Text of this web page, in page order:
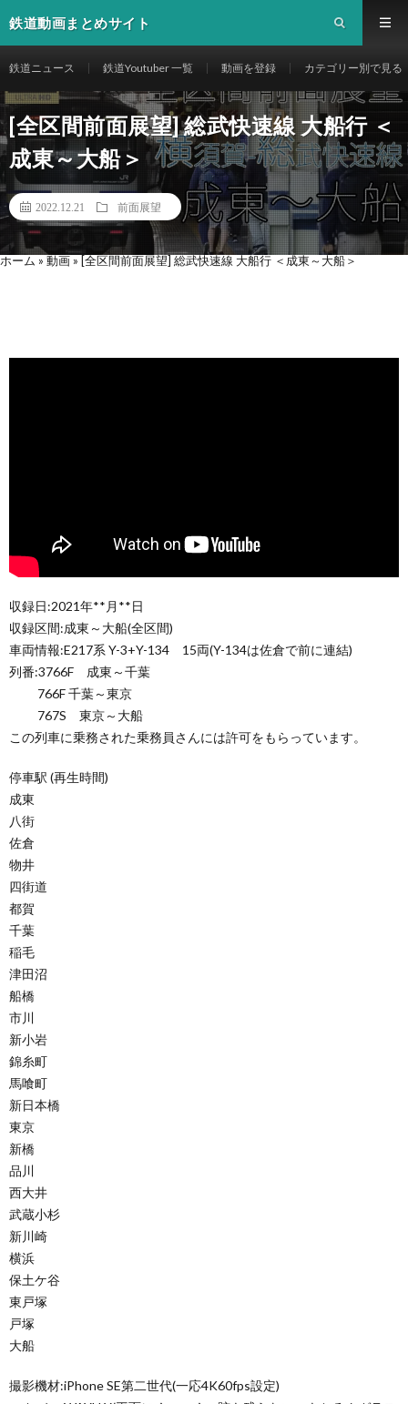
鉄道動画まとめサイト
鉄道ニュース 鉄道Youtuber 一覧 動画を登録 カテゴリー別で見る
[全区間前面展望] 総武快速線 大船行 ＜
成東～大船＞
2022.12.21 前面展望
ホーム » 動画 » [全区間前面展望] 総武快速線 大船行 ＜成東～大船＞
収録日:2021年**月**日
収録区間:成東～大船(全区間)
車両情報:E217系 Y-3+Y-134 15両(Y-134は佐倉で前に連結)
列番:3766F 成東～千葉
766F 千葉～東京
767S 東京～大船
この列車に乗務された乗務員さんには許可をもらっています。
停車駅 (再生時間)
成東
八街
佐倉
物井
四街道
都賀
千葉
稲毛
津田沼
船橋
市川
新小岩
錦糸町
馬喰町
新日本橋
東京
新橋
品川
西大井
武蔵小杉
新川崎
横浜
保土ケ谷
東戸塚
戸塚
大船
撮影機材:iPhone SE第二世代(一応4K60fps設定)